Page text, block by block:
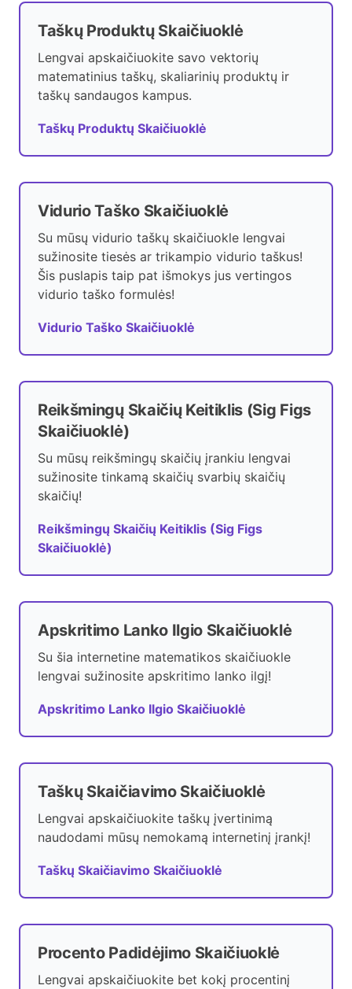
Taškų Produktų Skaičiuoklė
Lengvai apskaičiuokite savo vektorių
matematinius taškų, skaliarinių produktų ir
taškų sandaugos kampus.
Taškų Produktų Skaičiuoklė
Vidurio Taško Skaičiuoklė
Su mūsų vidurio taškų skaičiuokle lengvai
sužinosite tiesės ar trikampio vidurio taškus!
Šis puslapis taip pat išmokys jus vertingos
vidurio taško formulės!
Vidurio Taško Skaičiuoklė
Reikšmingų Skaičių Keitiklis (Sig Figs
Skaičiuoklė)
Su mūsų reikšmingų skaičių įrankiu lengvai
sužinosite tinkamą skaičių svarbių skaičių
skaičių!
Reikšmingų Skaičių Keitiklis (Sig Figs
Skaičiuoklė)
Apskritimo Lanko Ilgio Skaičiuoklė
Su šia internetine matematikos skaičiuokle
lengvai sužinosite apskritimo lanko ilgį!
Apskritimo Lanko Ilgio Skaičiuoklė
Taškų Skaičiavimo Skaičiuoklė
Lengvai apskaičiuokite taškų įvertinimą
naudodami mūsų nemokamą internetinį įrankį!
Taškų Skaičiavimo Skaičiuoklė
Procento Padidėjimo Skaičiuoklė
Lengvai apskaičiuokite bet kokį procentinį